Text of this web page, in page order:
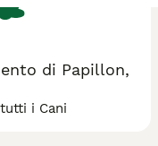
di Papillon,
i Cani